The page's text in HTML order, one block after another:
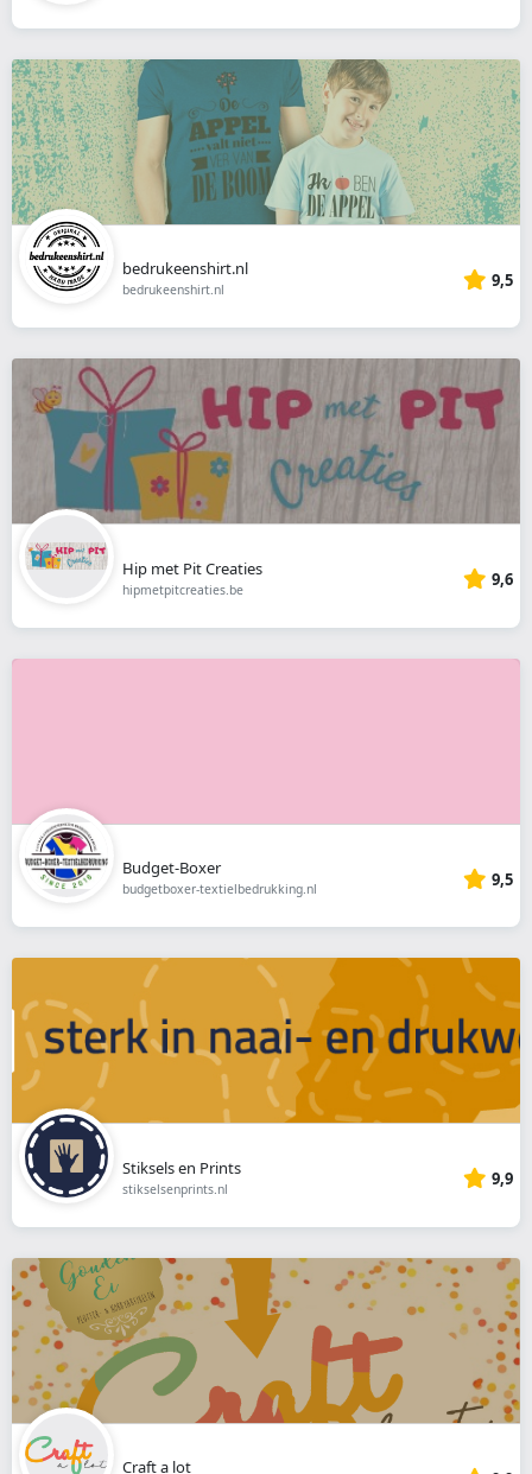
bedrukeenshirt.nl
bedrukeenshirt.nl 9,5
Hip met Pit Creaties
hipmetpitcreaties.be 9,6
Budget-Boxer
budgetboxer-textielbedrukking.nl 9,5
Stiksels en Prints
stikselsenprints.nl 9,9
Craft a lot